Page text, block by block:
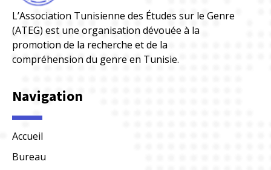
L’Association Tunisienne des Études sur le Genre
(ATEG) est une organisation dévouée à la
promotion de la recherche et de la
compréhension du genre en Tunisie.
Navigation
Accueil
Bureau